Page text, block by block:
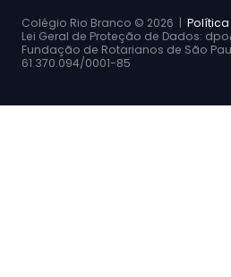
Colégio Rio Branco © 2026 |
Lei Geral de Proteção de Dados:
Fundação de Rotarianos de São
61.370.094/0001-85